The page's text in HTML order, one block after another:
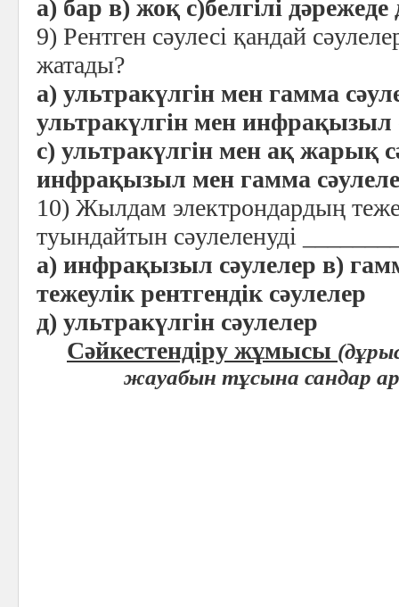
а) бар в) жоқ с)белгілі дәрежеде
9) Рентген сәулесі қандай
жатады?
а) ультракүлгін мен гамма
ультракүлгін мен инфрақызыл
с) ультракүлгін мен ақ жарық
инфрақызыл мен гамма
10) Жылдам электрондардың
туындайтын сәулеленуді
а) инфрақызыл сәулелер в)
тежеулік рентгендік сәулелер
д) ультракүлгін сәулелер
Сәйкестендіру жұмысы
жауабын тұсына сандар